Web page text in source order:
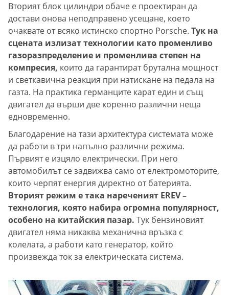
Вторият блок цилиндри обаче е проектиран да
достави онова неподправено усещане, което
очаквате от всяко истинско спортно Porsche. Тук на
сцената излизат технологии като променливо
газоразпределение и променлива степен на
компресия, които да гарантират брутална мощност
и светкавична реакция при натискане на педала на
газта. На практика германците карат един и същ
двигател да върши две коренно различни неща
едновременно.
Благодарение на тази архитектура системата може
да работи в три напълно различни режима.
Първият е изцяло електрически. При него
автомобилът се задвижва само от електромоторите,
които черпят енергия директно от батерията.
Вторият режим е така нареченият EREV –
технология, която набира огромна популярност,
особено на китайския пазар. Тук бензиновият
двигател няма никаква механична връзка с
колелата, а работи като генератор, който
произвежда ток за електрическата система.